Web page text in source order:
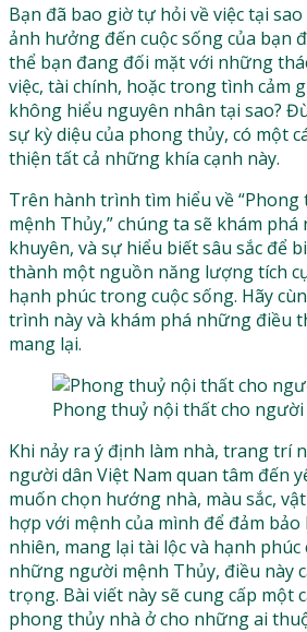
Bạn đã bao giờ tự hỏi về việc tại
ảnh hưởng đến cuộc sống của bạn
thể bạn đang đối mặt với những
việc, tài chính, hoặc trong tình cảm
không hiểu nguyên nhân tại sao?
sự kỳ diệu của phong thủy, có một
thiện tất cả những khía cạnh này.
Trên hành trình tìm hiểu về
mệnh Thủy,” chúng ta sẽ khám
khuyên, và sự hiểu biết sâu sắc để
thành một nguồn năng lượng tích
hạnh phúc trong cuộc sống. Hãy
trình này và khám phá những điều
mang lại.
Phong thuỷ nội thất cho
Khi nảy ra ý định làm nhà, trang trí
người dân Việt Nam quan tâm đến
muốn chọn hướng nhà, màu sắc,
hợp với mệnh của mình để đảm
nhiên, mang lại tài lộc và hạnh
những người mệnh Thủy, điều này
trọng. Bài viết này sẽ cung cấp một
phong thủy nhà ở cho những ai